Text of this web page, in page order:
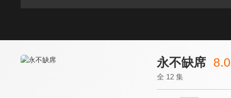
永不缺席 8.0
全 12 集